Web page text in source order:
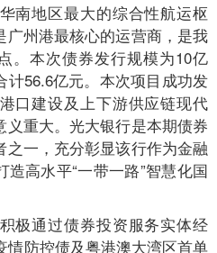
地区最大的综合性航运枢
州港最核心的运营商，是我
。本次债券发行规模为10亿
计56.6亿元。本次项目成功发
口建设及上下游供应链现代
重大。光大银行是本期债券
一，充分彰显该行作为金融
高水平“一带一路”智慧化国
通过债券投资服务实体经
情防控债及粤港澳大湾区首单